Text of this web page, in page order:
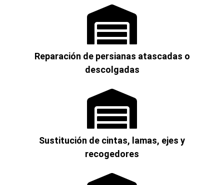
Reparación de persianas atascadas o
descolgadas
Sustitución de cintas, lamas, ejes y
recogedores